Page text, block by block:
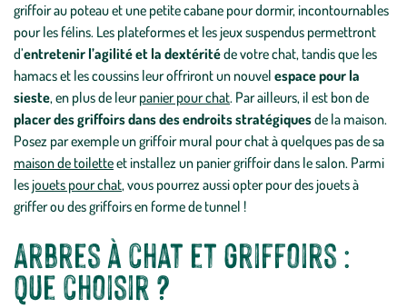
griffoir au poteau et une petite cabane pour dormir, incontournables
pour les félins. Les plateformes et les jeux suspendus permettront
d’entretenir l’agilité et la dextéritéde votre chat, tandis que les
hamacs et les coussins leur offriront un nouvel espace pour la
sieste, en plus de leurpanier pour chat. Par ailleurs, il est bon de
placer des griffoirs dans des endroits stratégiquesde la maison.
Posez par exemple un griffoir mural pour chat à quelques pas de sa
maison de toiletteet installez un panier griffoir dans le salon. Parmi
lesjouets pour chat, vous pourrez aussi opter pour des jouets à
griffer ou des griffoirs en forme de tunnel !
Arbres à chat et griffoirs :
que choisir ?